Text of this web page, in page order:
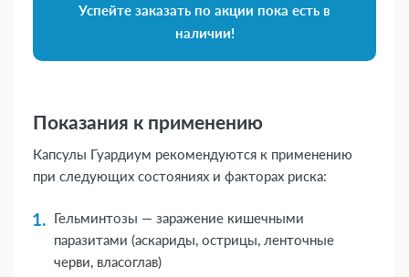
Успейте заказать по акции пока есть в
наличии!
Показания к применению
Капсулы Гуардиум рекомендуются к применению
при следующих состояниях и факторах риска:
Гельминтозы — заражение кишечными
паразитами (аскариды, острицы, ленточные
черви, власоглав)